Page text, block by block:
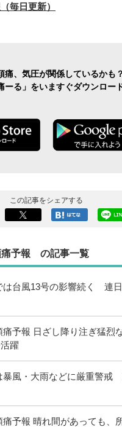
毎日更新）
痛、気圧が関係しているかも？
ーる」をいますぐダウンロー
この記事をシェアする
ックマー
クに追加
痛予報 の記事一覧
は台風13号の影響続く 連
予報 日ざし降り注ぎ猛烈
躍
暴風・大雨などに厳重警戒
予報 晴れ間があっても、